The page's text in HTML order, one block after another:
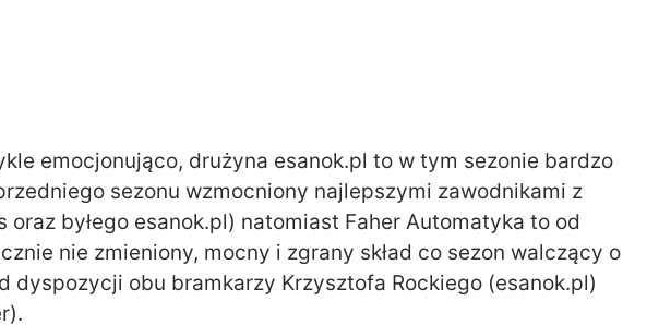
emocjonująco, drużyna esanok.pl to w tym sezonie bardzo
sezonu wzmocniony najlepszymi zawodnikami z
oraz byłego esanok.pl) natomiast Faher Automatyka to od
nie zmieniony, mocny i zgrany skład co sezon walczący o
dyspozycji obu bramkarzy Krzysztofa Rockiego (esanok.pl)